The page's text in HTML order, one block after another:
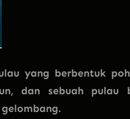
yang berbentuk
dan sebuah